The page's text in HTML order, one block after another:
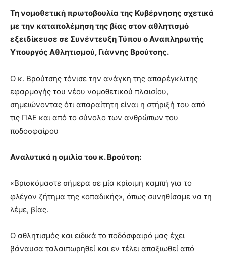
Τη νομοθετική πρωτοβουλία της Κυβέρνησης σχετικά
με την καταπολέμηση της βίας στον αθλητισμό
εξειδίκευσε σε Συνέντευξη Τύπου ο Αναπληρωτής
Υπουργός Αθλητισμού, Γιάννης Βρούτσης.
Ο κ. Βρούτσης τόνισε την ανάγκη της απαρέγκλιτης
εφαρμογής του νέου νομοθετικού πλαισίου,
σημειώνοντας ότι απαραίτητη είναι η στήριξή του από
τις ΠΑΕ και από το σύνολο των ανθρώπων του
ποδοσφαίρου
Αναλυτικά η ομιλία του κ. Βρούτση:
«Βρισκόμαστε σήμερα σε μία κρίσιμη καμπή για το
φλέγον ζήτημα της «οπαδικής», όπως συνηθίσαμε να τη
λέμε, βίας.
Ο αθλητισμός και ειδικά το ποδόσφαιρό μας έχει
βάναυσα ταλαιπωρηθεί και εν τέλει απαξιωθεί από